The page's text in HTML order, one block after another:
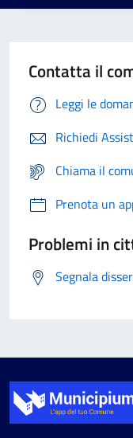
Contatta il
Leggi le
Richiedi
Chiama il
Prenota un
Problemi in
Segnala